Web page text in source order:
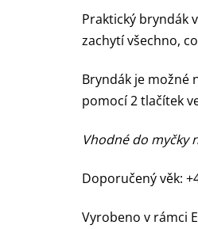
Praktický bryndák
zachytí všechno,
Bryndák je možné
pomocí 2 tlačítek
Vhodné do myčky
Doporučený věk:
Vyrobeno v rámci